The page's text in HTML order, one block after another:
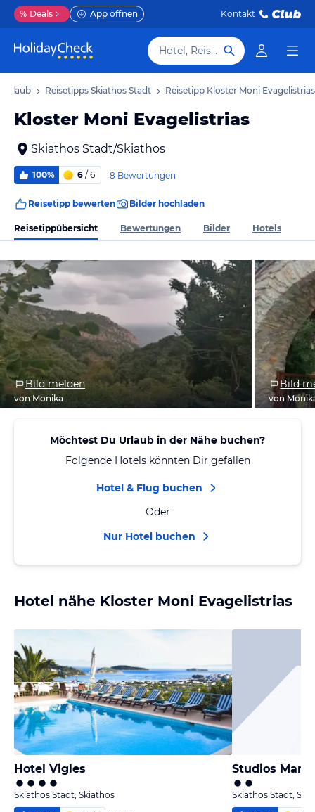
% Deals App öffnen Kontakt
Hotel, Reiseziel
Urlaub Reisetipps Skiathos Stadt Reisetipp Kloster Moni Evagelistrias
Kloster Moni Evagelistrias
Skiathos Stadt/Skiathos
100% 6 / 6 8 Bewertungen
Reisetipp bewerten Bilder hochladen
Reisetippübersicht Bewertungen Bilder Hotels
Bild melden
von Monika
Bild
von
Möchtest Du Urlaub in der Nähe buchen?
Folgende Hotels könnten Dir gefallen
Hotel & Flug buchen
Oder
Nur Hotel buchen
Hotel nähe Kloster Moni Evagelistrias
Hotel Vigles
Skiathos Stadt, Skiathos
Studios
Skiathos Stadt,